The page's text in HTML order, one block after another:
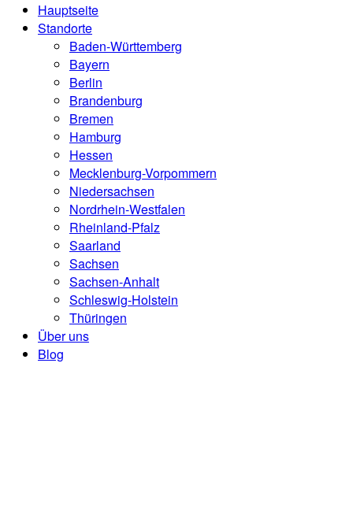
Hauptseite
Standorte
Baden-Württemberg
Bayern
Berlin
Brandenburg
Bremen
Hamburg
Hessen
Mecklenburg-Vorpommern
Niedersachsen
Nordrhein-Westfalen
Rheinland-Pfalz
Saarland
Sachsen
Sachsen-Anhalt
Schleswig-Holstein
Thüringen
Über uns
Blog